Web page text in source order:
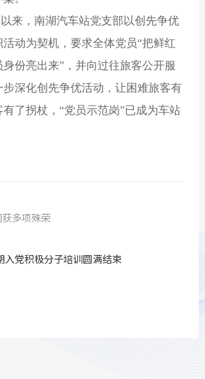
来，南湖汽车站党支部以创先争优
动为契机，要求全体党员“把鲜红
份亮出来”，并向过往旅客公开服
深化创先争优活动，让困难旅客有
了拐杖，“党员示范岗”已成为车站
多项殊荣
入党积极分子培训圆满结束